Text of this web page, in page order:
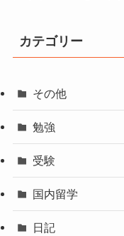
カテゴリー
その他
勉強
受験
国内留学
日記